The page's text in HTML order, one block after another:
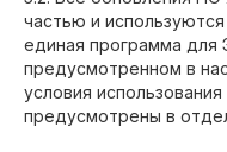
частью и
единая программа для
предусмотренном в
условия
предусмотрены в
+7 (495)
Телефон для
Оставить